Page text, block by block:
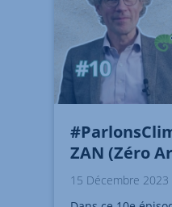
ZAN (Zéro
15 Décembre 2023